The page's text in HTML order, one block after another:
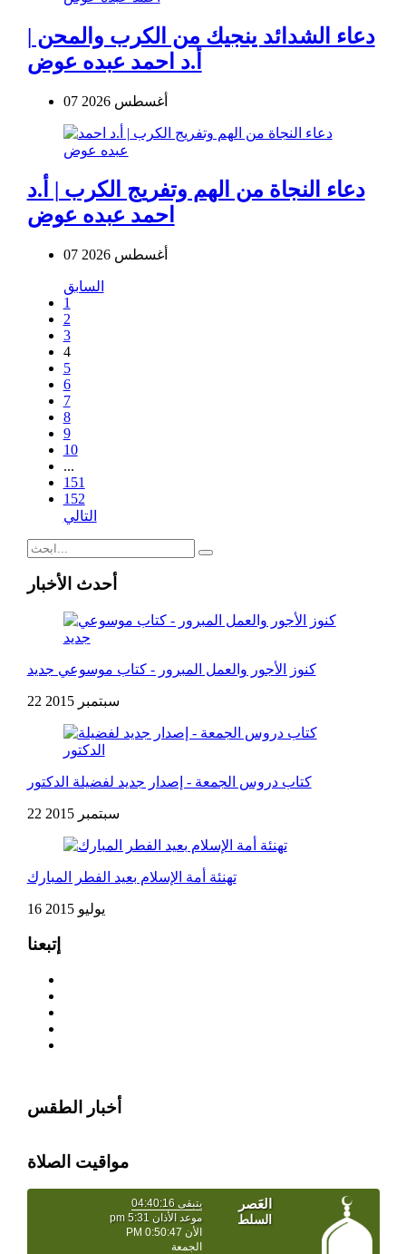
دعاء الشدائد ينجيك من الكرب والمحن |
أ.د احمد عبده عوض
07 أغسطس 2026
دعاء النجاة من الهم وتفريج الكرب | أ.د
احمد عبده عوض
07 أغسطس 2026
السابق
1
2
3
4
5
6
7
8
9
10
...
151
152
التالي
أحدث الأخبار
كنوز الأجور والعمل المبرور - كتاب موسوعي جديد
22 سبتمبر 2015
كتاب دروس الجمعة - إصدار جديد لفضيلة الدكتور
22 سبتمبر 2015
تهنئة أمة الإسلام بعيد الفطر المبارك
16 يوليو 2015
إتبعنا
أخبار الطقس
مواقيت الصلاة